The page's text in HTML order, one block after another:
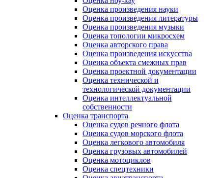
Оценка произведения науки
Оценка произведения литературы
Оценка произведения музыки
Оценка топологии микросхем
Оценка авторского права
Оценка произведения искусства
Оценка объекта смежных прав
Оценка проектной документации
Оценка технической и
технологической документации
Оценка интеллектуальной
собственности
Оценка транспорта
Оценка судов речного флота
Оценка судов морского флота
Оценка легкового автомобиля
Оценка грузовых автомобилей
Оценка мотоциклов
Оценка спецтехники